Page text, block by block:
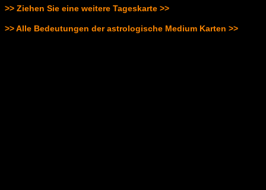
>> Ziehen Sie eine weitere Tageskarte >>
>> Alle Bedeutungen der astrologische Medium Karten >>